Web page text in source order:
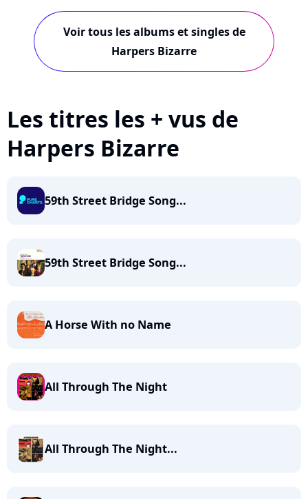
Voir tous les albums et singles de
Harpers Bizarre
Les titres les + vus de
Harpers Bizarre
59th Street Bridge Song...
59th Street Bridge Song...
A Horse With no Name
All Through The Night
All Through The Night...